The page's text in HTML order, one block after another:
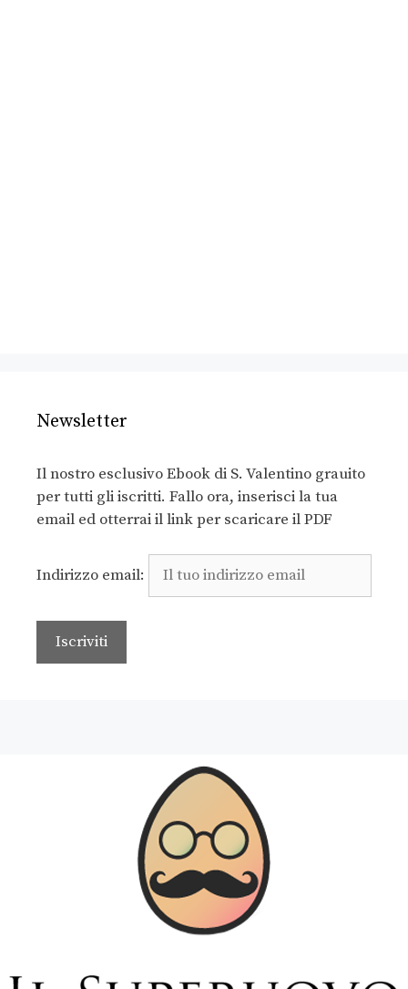
Newsletter
Il nostro esclusivo Ebook di S. Valentino grauito
per tutti gli iscritti. Fallo ora, inserisci la tua
email ed otterrai il link per scaricare il PDF
Indirizzo email: